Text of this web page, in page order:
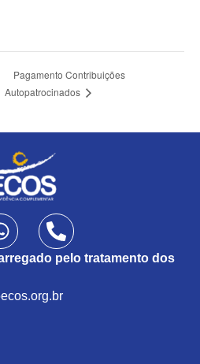
Pagamento Contribuições
Autopatrocinados
pelo tratamento dos